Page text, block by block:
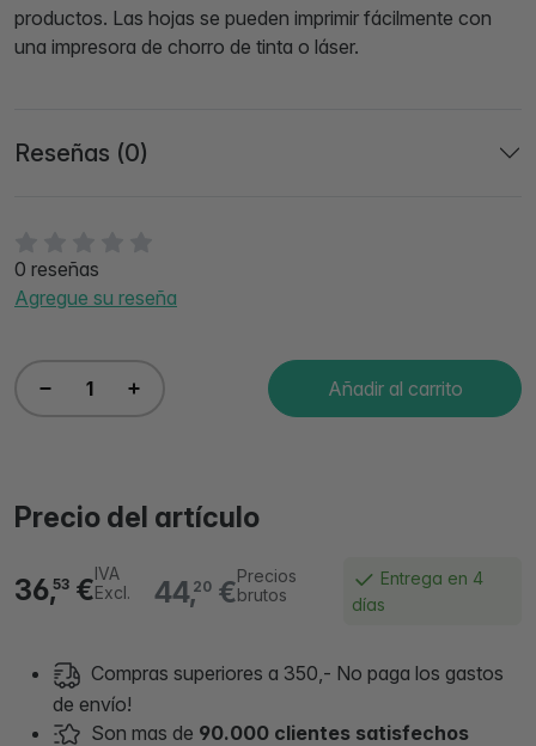
0 reseñas
Agregue su reseña
Añadir al carrito
Precio del artículo
44,20 €Precios
brutos
36,53 €IVA
Excl.
Entrega en 4
días
Compras superiores a 350,- No paga los gastos
de envío!
Son mas de 90.000 clientes satisfechos
productos. Las hojas se pueden imprimir fácilmente con
una impresora de chorro de tinta o láser.
Reseñas (0)